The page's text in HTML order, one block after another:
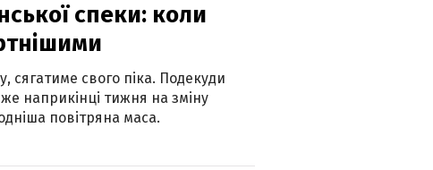
спеки: коли
свого піка. Подекуди
наприкінці тижня на зміну
повітряна маса.